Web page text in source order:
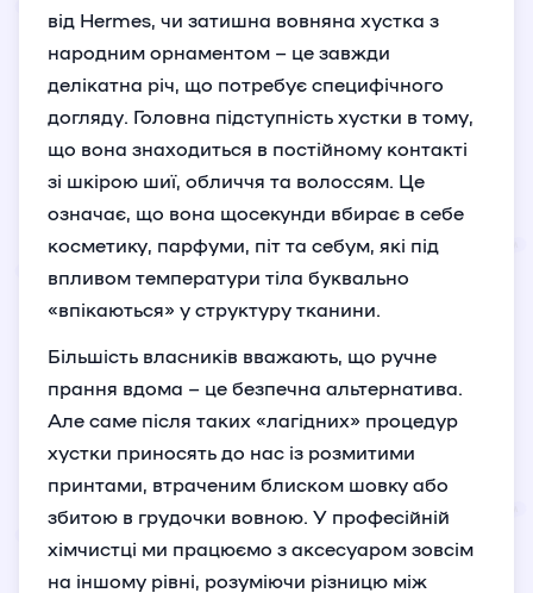
від Hermes, чи затишна вовняна хустка з
народним орнаментом – це завжди
делікатна річ, що потребує специфічного
догляду. Головна підступність хустки в тому,
що вона знаходиться в постійному контакті
зі шкірою шиї, обличчя та волоссям. Це
означає, що вона щосекунди вбирає в себе
косметику, парфуми, піт та себум, які під
впливом температури тіла буквально
«впікаються» у структуру тканини.
Більшість власників вважають, що ручне
прання вдома – це безпечна альтернатива.
Але саме після таких «лагідних» процедур
хустки приносять до нас із розмитими
принтами, втраченим блиском шовку або
збитою в грудочки вовною. У професійній
хімчистці ми працюємо з аксесуаром зовсім
на іншому рівні, розуміючи різницю між